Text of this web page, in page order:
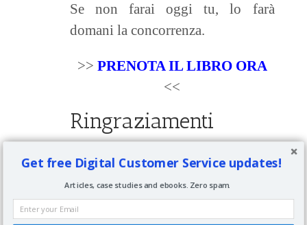
Se non farai oggi tu, lo farà
domani la concorrenza.
>> PRENOTA IL LIBRO ORA
<<
Ringraziamenti
Non posso concludere questo post
senza primaringraziare tutti i
lettoridi SocialMediaScrum ed in
Get free Digital Customer Service updates!
Articles, case studies and ebooks. Zero spam.